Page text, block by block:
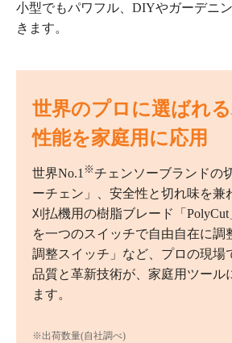
小型でもパワフル、DIYやガーデニ
きます。
世界のプロに選ばれ
性能を家庭用に応用
世界No.1 ※チェンソーブランドの
ーチェン」、安全性と切れ味を兼
刈払機用の樹脂ブレード「
を一つのスイッチで自由自在に調
調整スイッチ」など、プロの現場
品質と革新技術が、家庭用ツール
ます。
※出荷数量(自社調べ)